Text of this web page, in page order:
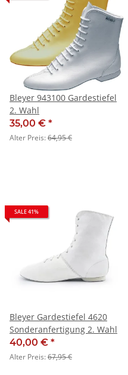
Bleyer 943100 Gardestiefel
2. Wahl
35,00 € *
Alter Preis:64,95 €
SALE 41%
Bleyer Gardestiefel 4620
Sonderanfertigung 2. Wahl
40,00 € *
Alter Preis:67,95 €